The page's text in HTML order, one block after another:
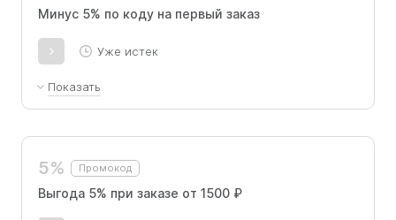
Минус 5% по коду на первый заказ
Уже истек
Показать
заказе от 1500 рублей.
5% Промокод
Выгода 5% при заказе от 1500 ₽